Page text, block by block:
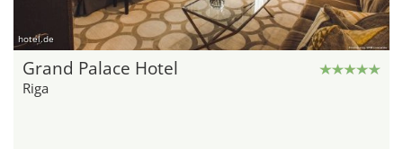
hotel.de
Grand Palace Hotel
Riga